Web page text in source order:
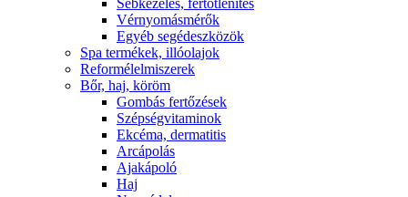
Sebkezelés, fertőtlenítés
Vérnyomásmérők
Egyéb segédeszközök
Spa termékek, illóolajok
Reformélelmiszerek
Bőr, haj, köröm
Gombás fertőzések
Szépségvitaminok
Ekcéma, dermatitis
Arcápolás
Ajakápoló
Haj